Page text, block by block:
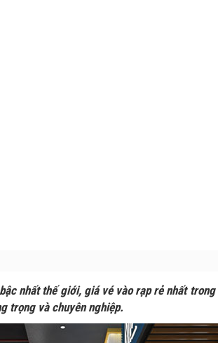
nhất thế giới, giá vé vào rạp rẻ nhất
trọng và chuyên nghiệp.